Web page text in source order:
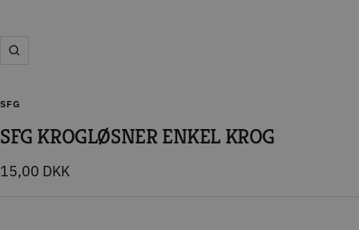
Zoom
SFG
SFG KROGLØSNER ENKEL KROG
Tilbudspris
15,00 DKK